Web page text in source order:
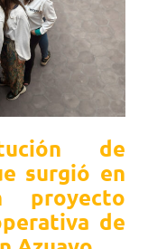
de
surgió en
de